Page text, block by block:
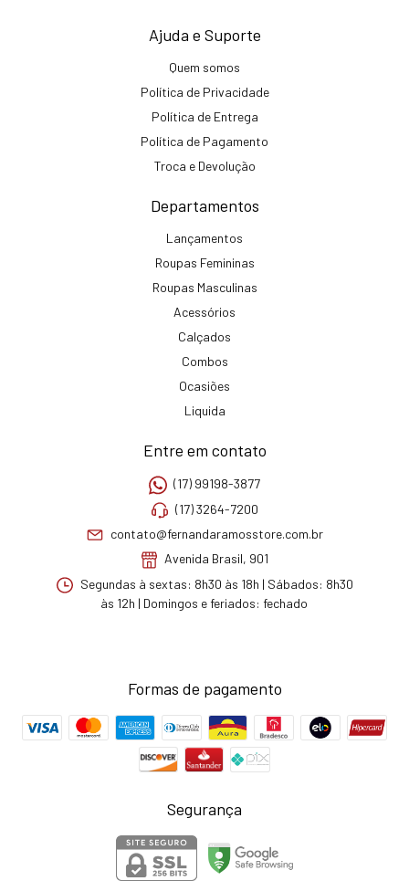
Ajuda e Suporte
Quem somos
Política de Privacidade
Política de Entrega
Política de Pagamento
Troca e Devolução
Departamentos
Lançamentos
Roupas Femininas
Roupas Masculinas
Acessórios
Calçados
Combos
Ocasiões
Liquida
Entre em contato
(17) 99198-3877
(17) 3264-7200
contato@fernandaramosstore.com.br
Avenida Brasil, 901
Segundas à sextas: 8h30 às 18h | Sábados: 8h30
às 12h | Domingos e feriados: fechado
Formas de pagamento
Segurança